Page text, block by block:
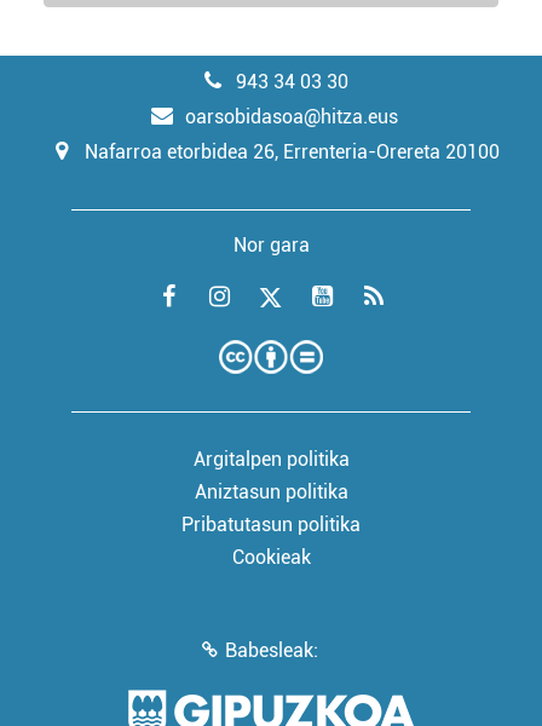
943 34 03 30
oarsobidasoa@hitza.eus
Nafarroa etorbidea 26, Errenteria-Orereta 20100
Nor gara
Argitalpen politika
Aniztasun politika
Pribatutasun politika
Cookieak
Babesleak: